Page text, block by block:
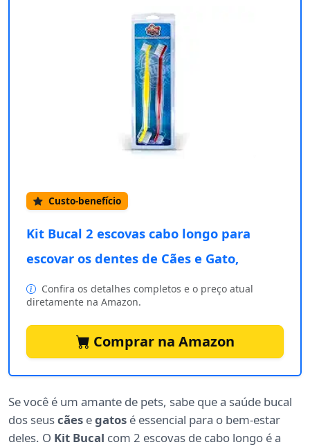
Custo-benefício
Kit Bucal 2 escovas cabo longo para
escovar os dentes de Cães e Gato,
Confira os detalhes completos e o preço atual
diretamente na Amazon.
Comprar na Amazon
Se você é um amante de pets, sabe que a saúde bucal
dos seuscães egatos é essencial para o bem-estar
deles. O Kit Bucal com 2 escovas de cabo longo é a